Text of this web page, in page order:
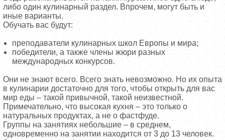
либо один кулинарный раздел. Впрочем, могут быть и
иные варианты.
Обучать вас будут:
преподаватели кулинарных школ Европы и мира;
победители, а также члены жюри разных
международных конкурсов.
Они не знают всего. Всего знать невозможно. Но их опыта
в кулинарии достаточно для того, чтобы открыть для вас
мир еды – такой привычной, такой неизвестной.
Примечательно, что высокая кухня – это только о
натуральных продуктах, а не о фастфуде.
Группы на занятиях небольшие – в среднем,
одновременно на занятии находится от 3 до 13 человек.